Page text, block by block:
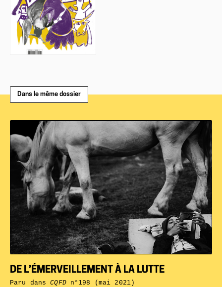
Dans le même dossier
DE L’ÉMERVEILLEMENT À LA LUTTE
Paru dansCQFDn°198 (mai 2021)